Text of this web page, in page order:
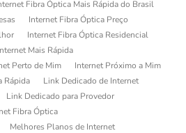
Fibra Óptica Mais Rápida do Brasil
Internet Fibra Óptica Preço
Internet Fibra Óptica Residencial
Mais Rápida
Perto de Mim
Internet Próximo a Mim
Rápida
Link Dedicado de Internet
Link Dedicado para Provedor
Fibra Óptica
Melhores Planos de Internet